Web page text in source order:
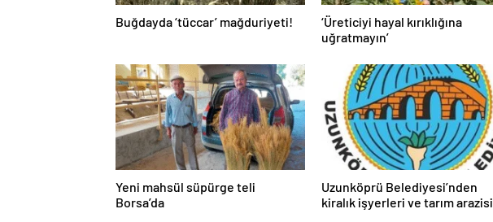
Buğdayda ‘tüccar’ mağduriyeti!
‘Üreticiyi hayal kırıklığına
uğratmayın’
Yeni mahsül süpürge teli
Borsa’da
Uzunköprü Belediyesi’nden
kiralık işyerleri ve tarım arazisi